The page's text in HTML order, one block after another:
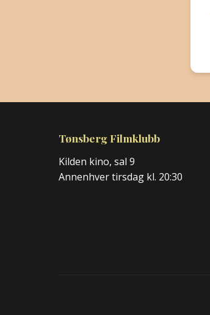
Tønsberg Filmklubb
Kilden kino, sal 9
Annenhver tirsdag kl. 20:30